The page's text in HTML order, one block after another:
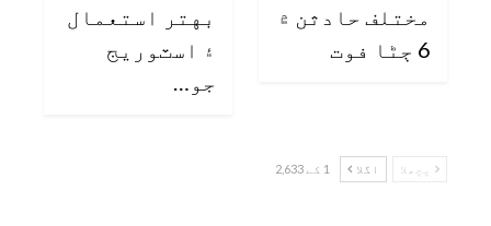
مختلف حادثن ۾
6 ڄڻا فوت
بهتر استعمال
۽ اسٽوريج
جو…
پچھلا اگلا 1 کے 2,633